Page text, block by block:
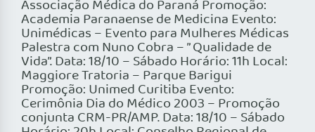
Associação Médica do Paraná Promoção:
Academia Paranaense de Medicina Evento:
Unimédicas – Evento para Mulheres Médicas
Palestra com Nuno Cobra – ” Qualidade de
Vida”. Data: 18/10 – Sábado Horário: 11h Local:
Maggiore Tratoria – Parque Barigui
Promoção: Unimed Curitiba Evento:
Cerimônia Dia do Médico 2003 – Promoção
conjunta CRM-PR/AMP. Data: 18/10 – Sábado